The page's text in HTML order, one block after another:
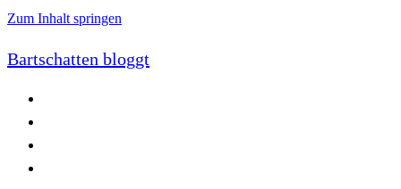
Zum Inhalt springen
Bartschatten bloggt